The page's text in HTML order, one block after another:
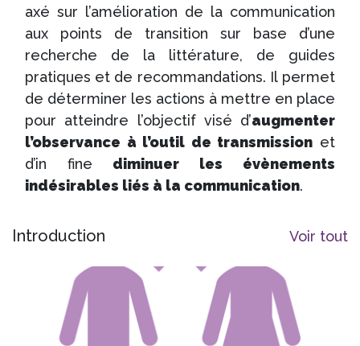
axé sur l’amélioration de la communication
aux points de transition sur base d’une
recherche de la littérature, de guides
pratiques et de recommandations. Il permet
de déterminer les actions à mettre en place
pour atteindre l’objectif visé d’augmenter
l’observance à l’outil de transmission et
d’in fine diminuer les évènements
indésirables liés à la communication.
et peuvent évoluer au cours du projet.
Les sections qui suivent reprennent une par
une les déterminants de
premier niveau
1. Processus de transfert
Introduction Voir tout